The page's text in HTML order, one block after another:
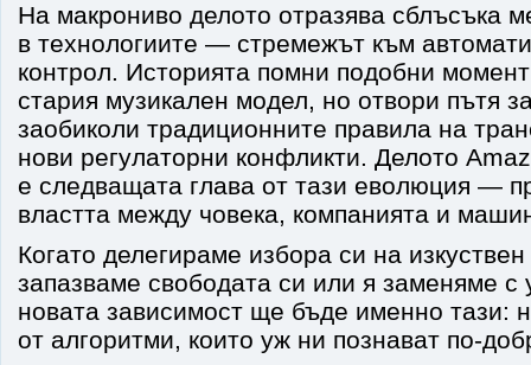
На макрониво делото отразява сблъсъка
в технологиите — стремежът към
контрол. Историята помни подобни
стария музикален модел, но отвори пътя
заобиколи традиционните правила на
нови регулаторни конфликти. Делото
е следващата глава от тази еволюция —
властта между човека, компанията и
Когато делегираме избора си на
запазваме свободата си или я заменяме
новата зависимост ще бъде именно тази:
от алгоритми, които уж ни познават по-